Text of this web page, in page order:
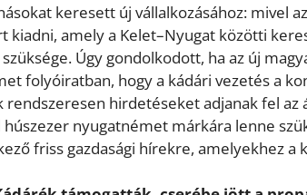
keresett új vállalkozásához: mivel
kiadni, amely a Kelet–Nyugat közötti
Úgy gondolkodott, ha az új
folyóiratban, hogy a kádári vezetés a
rendszeresen hirdetéseket adjanak fel az
nyugatnémet márkára lenne
friss gazdasági hírekre, amelyekhez